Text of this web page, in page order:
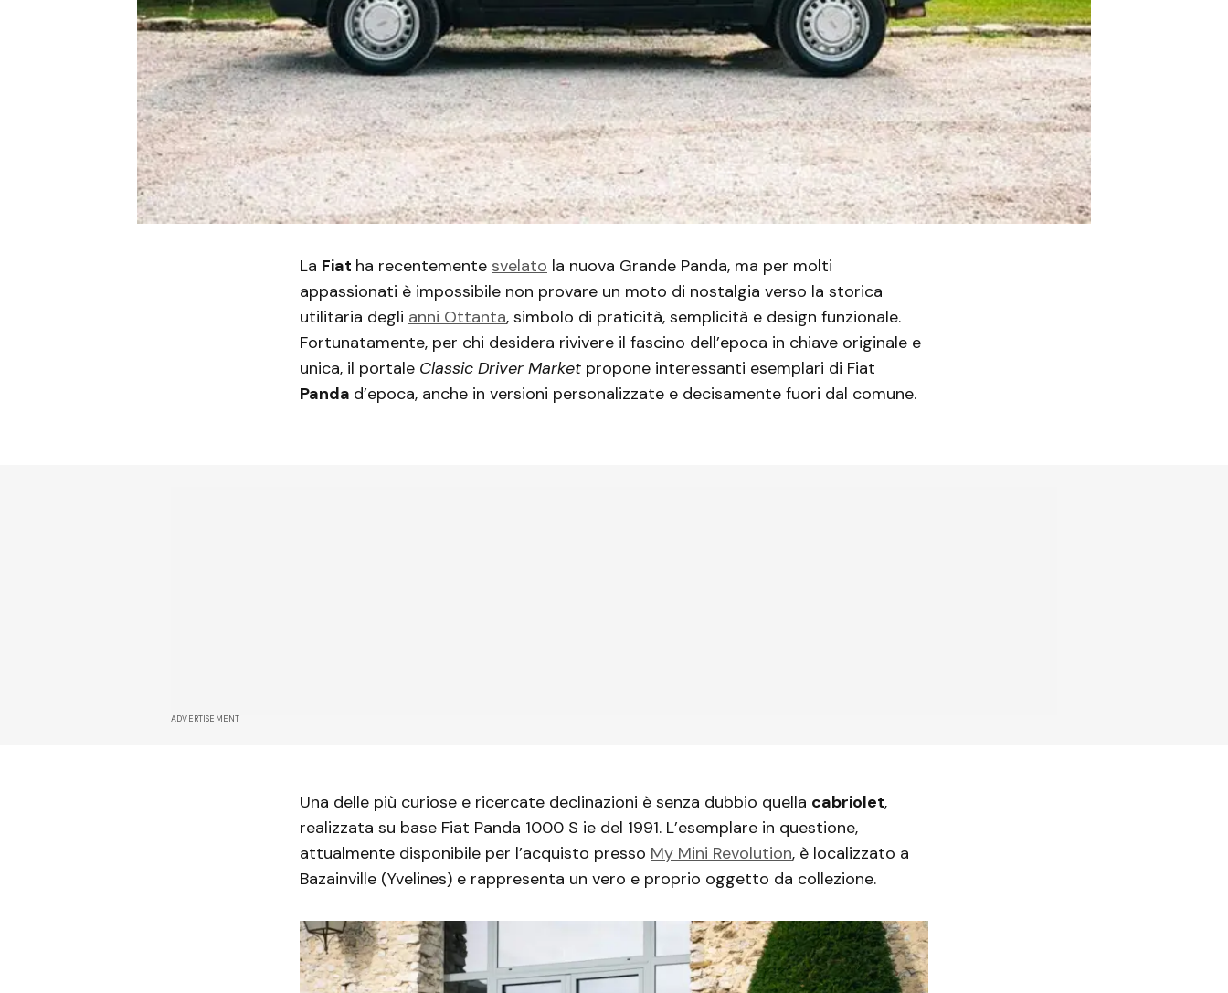
La Fiat ha recentemente svelato la nuova Grande Panda, ma per molti
appassionati è impossibile non provare un moto di nostalgia verso la storica
utilitaria degli anni Ottanta, simbolo di praticità, semplicità e design funzionale.
Fortunatamente, per chi desidera rivivere il fascino dell’epoca in chiave originale e
unica, il portale Classic Driver Market propone interessanti esemplari di Fiat
Panda d’epoca, anche in versioni personalizzate e decisamente fuori dal comune.
ADVERTISEMENT
Una delle più curiose e ricercate declinazioni è senza dubbio quella cabriolet,
realizzata su base Fiat Panda 1000 S ie del 1991. L’esemplare in questione,
attualmente disponibile per l’acquisto presso My Mini Revolution, è localizzato a
Bazainville (Yvelines) e rappresenta un vero e proprio oggetto da collezione.